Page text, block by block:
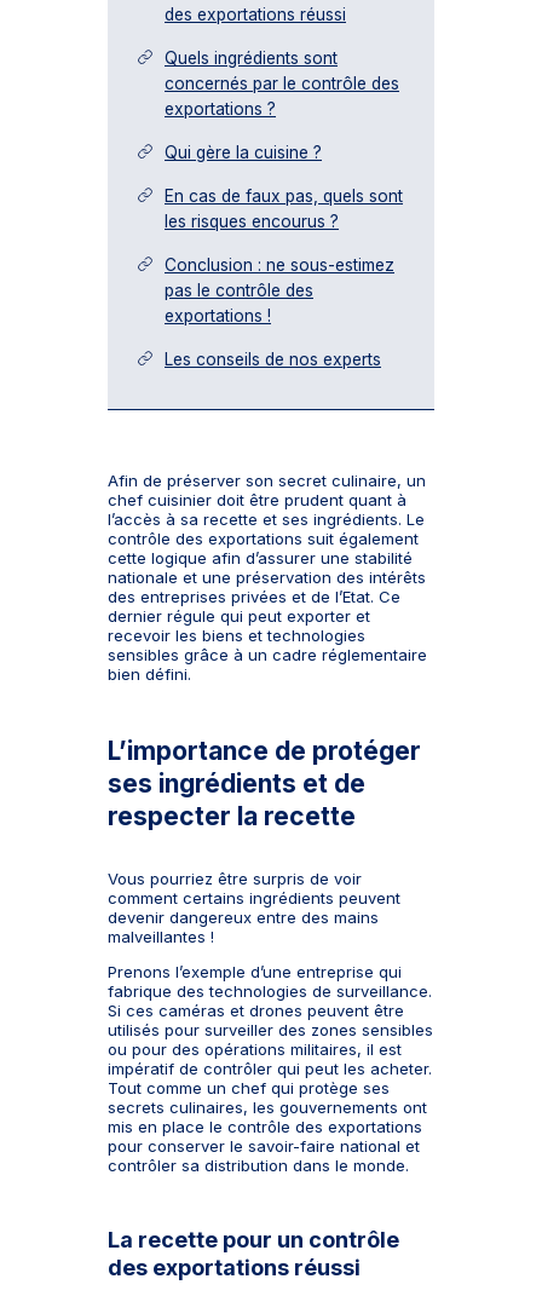
des exportations réussi
Quels ingrédients sont
concernés par le contrôle des
exportations ?
Qui gère la cuisine ?
En cas de faux pas, quels sont
les risques encourus ?
Conclusion : ne sous-estimez
pas le contrôle des
exportations !
Les conseils de nos experts
Afin de préserver son secret culinaire, un
chef cuisinier doit être prudent quant à
l’accès à sa recette et ses ingrédients. Le
contrôle des exportations suit également
cette logique afin d’assurer une stabilité
nationale et une préservation des intérêts
des entreprises privées et de l’Etat. Ce
dernier régule qui peut exporter et
recevoir les biens et technologies
sensibles grâce à un cadre réglementaire
bien défini.
L’importance de protéger
ses ingrédients et de
respecter la recette
Vous pourriez être surpris de voir
comment certains ingrédients peuvent
devenir dangereux entre des mains
malveillantes !
Prenons l’exemple d’une entreprise qui
fabrique des technologies de surveillance.
Si ces caméras et drones peuvent être
utilisés pour surveiller des zones sensibles
ou pour des opérations militaires, il est
impératif de contrôler qui peut les acheter.
Tout comme un chef qui protège ses
secrets culinaires, les gouvernements ont
mis en place le contrôle des exportations
pour conserver le savoir-faire national et
contrôler sa distribution dans le monde.
La recette pour un contrôle
des exportations réussi